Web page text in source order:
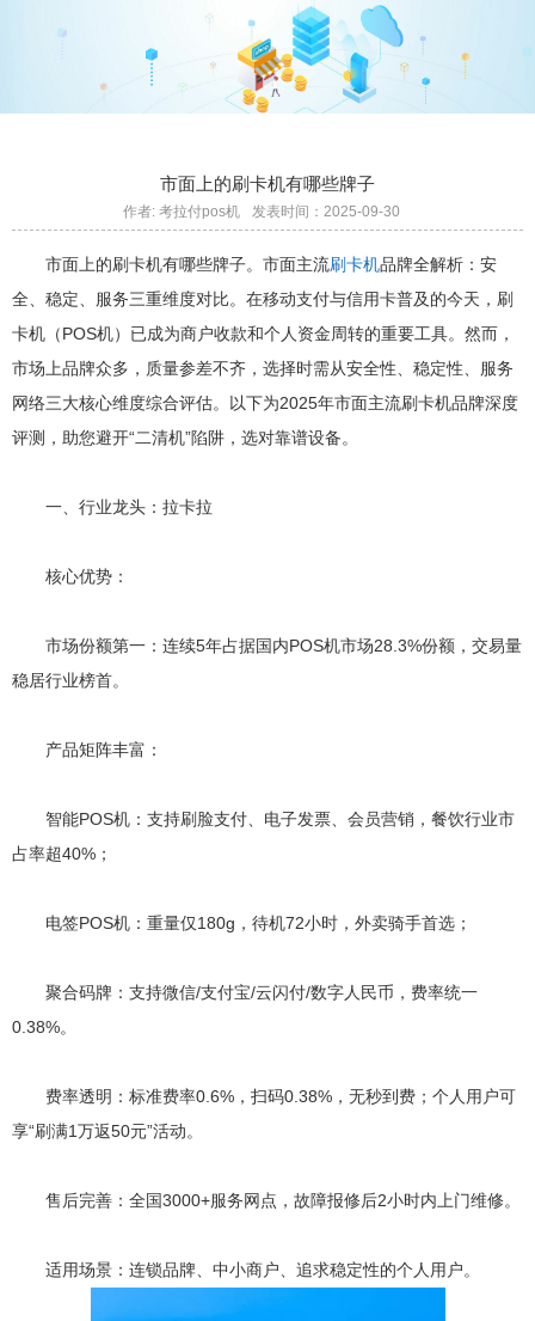
市面上的刷卡机有哪些牌子
作者: 考拉付pos机 发表时间：2025-09-30
市面上的刷卡机有哪些牌子。市面主流刷卡机品牌全解析：安
全、稳定、服务三重维度对比。在移动支付与信用卡普及的今天，刷
卡机（POS机）已成为商户收款和个人资金周转的重要工具。然而，
市场上品牌众多，质量参差不齐，选择时需从安全性、稳定性、服务
网络三大核心维度综合评估。以下为2025年市面主流刷卡机品牌深度
评测，助您避开“二清机”陷阱，选对靠谱设备。
一、行业龙头：拉卡拉
核心优势：
市场份额第一：连续5年占据国内POS机市场28.3%份额，交易量
稳居行业榜首。
产品矩阵丰富：
智能POS机：支持刷脸支付、电子发票、会员营销，餐饮行业市
占率超40%；
电签POS机：重量仅180g，待机72小时，外卖骑手首选；
聚合码牌：支持微信/支付宝/云闪付/数字人民币，费率统一
0.38%。
费率透明：标准费率0.6%，扫码0.38%，无秒到费；个人用户可
享“刷满1万返50元”活动。
售后完善：全国3000+服务网点，故障报修后2小时内上门维修。
适用场景：连锁品牌、中小商户、追求稳定性的个人用户。